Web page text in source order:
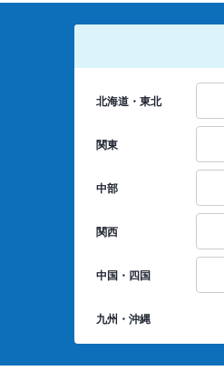
北海道・東北
関東
中部
関西
中国・四国
九州・沖縄